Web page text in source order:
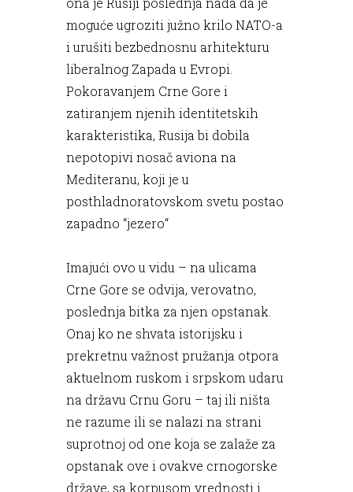
moguće ugroziti južno krilo NATO-a
i urušiti bezbednosnu arhitekturu
liberalnog Zapada u Evropi.
Pokoravanjem Crne Gore i
zatiranjem njenih identitetskih
karakteristika, Rusija bi dobila
nepotopivi nosač aviona na
Mediteranu, koji je u
posthladnoratovskom svetu postao
zapadno “jezero“
Imajući ovo u vidu – na ulicama
Crne Gore se odvija, verovatno,
poslednja bitka za njen opstanak.
Onaj ko ne shvata istorijsku i
prekretnu važnost pružanja otpora
aktuelnom ruskom i srpskom udaru
na državu Crnu Goru – taj ili ništa
ne razume ili se nalazi na strani
suprotnoj od one koja se zalaže za
opstanak ove i ovakve crnogorske
države, sa korpusom vrednosti i